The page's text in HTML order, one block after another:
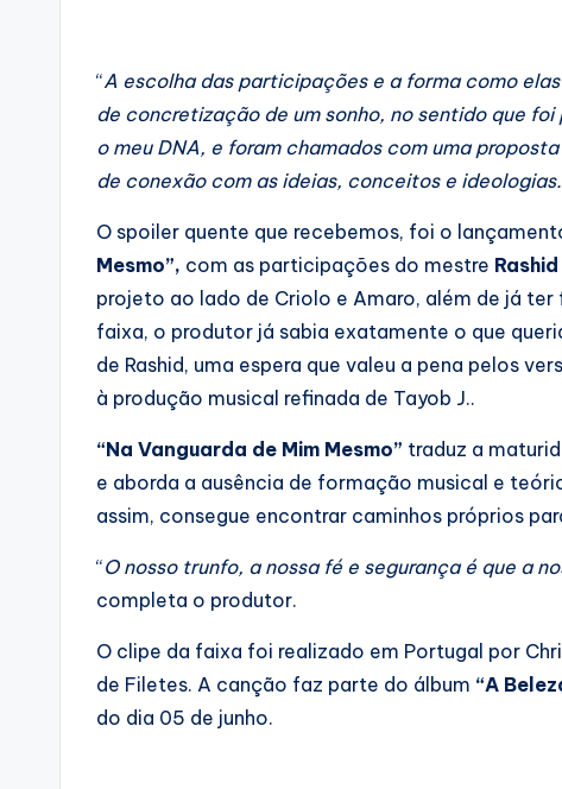
“A escolha das participações e a forma como
de concretização de um sonho, no sentido que
o meu DNA, e foram chamados com uma
de conexão com as ideias, conceitos e ideologias.
O spoiler quente que recebemos, foi o
Mesmo”, com as participações do mestre Rashid
projeto ao lado de Criolo e Amaro, além de já
faixa, o produtor já sabia exatamente o que
de Rashid, uma espera que valeu a pena pelos
à produção musical refinada de Tayob J..
“Na Vanguarda de Mim Mesmo” traduz a
e aborda a ausência de formação musical e
assim, consegue encontrar caminhos próprios
“O nosso trunfo, a nossa fé e segurança é que a
completa o produtor.
O clipe da faixa foi realizado em Portugal por
de Filetes. A canção faz parte do álbum “A
do dia 05 de junho.